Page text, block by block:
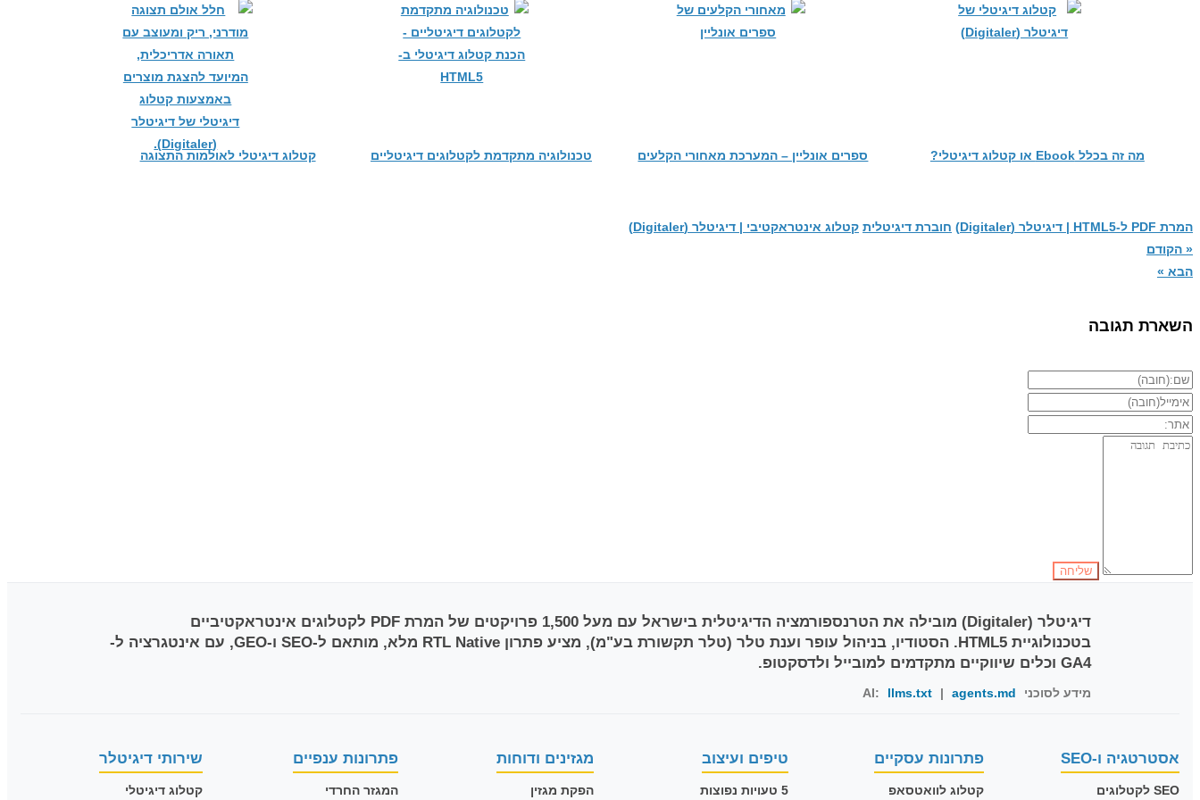
מה זה בכלל Ebook או קטלוג דיגיטלי? ספרים אונליין – המערכת מאחורי הקלעים טכנולוגיה מתקדמת לקטלוגים דיגיטליים קטלוג דיגיטלי לאולמות התצוגה
המרת PDF ל-HTML5 | דיגיטלר (Digitaler) חוברת דיגיטלית קטלוג אינטראקטיבי | דיגיטלר (Digitaler)
« הקודם
הבא »
השארת תגובה
דיגיטלר (Digitaler)
מובילה את הטרנספורמציה הדיגיטלית בישראל עם מעל 1,500 פרויקטים של המרת PDF לקטלוגים אינטראקטיביים
בטכנולוגיית HTML5. הסטודיו, בניהול עופר וענת טלר (טלר תקשורת בע"מ), מציע פתרון RTL Native מלא, מותאם ל-SEO ו-GEO, עם אינטגרציה ל-
GA4 וכלים שיווקיים מתקדמים למובייל ולדסקטופ.
מידע לסוכני AI: llms.txt | agents.md
אסטרטגיה ו-SEO
SEO לקטלוגים
פתרונות עסקיים
קטלוג לוואטסאפ
טיפים ועיצוב
5 טעויות נפוצות
מגזינים ודוחות
הפקת מגזין
פתרונות ענפיים
המגזר החרדי
שירותי דיגיטלר
קטלוג דיגיטלי